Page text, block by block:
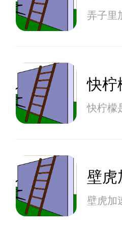
弄子里
快柠
快柠檬
壁虎
壁虎加